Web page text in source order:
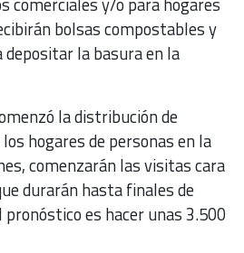
bolsas compostables y
la basura en la
la distribución de
hogares de personas en la
comenzarán las visitas cara
durarán hasta finales de
es hacer unas 3.500